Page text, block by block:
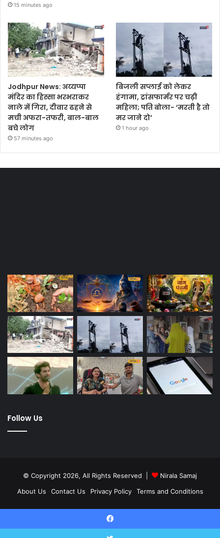
15 minutes ago
Jodhpur News: अय्यप्पा
मंदिर का हिस्सा भरभराकर
नाले में गिरा, दीवार ढहने से
मची अफरा-तफरी, बाल-बाल
बचे लोग
57 minutes ago
बिजली सप्लाई को लेकर
हंगामा, ट्रांसफार्मर पर चढ़ी
महिला; पति बोला- ‘मरती है तो
मर जाने दो’
1 hour ago
Follow Us
© Copyright 2026, All Rights Reserved |
Nirala Samaj
About Us
Contact Us Privacy Policy Terms and Conditions
Twitter
Facebook